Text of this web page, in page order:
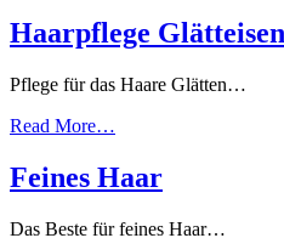
Haarpflege Glätteisen
Pflege für das Haare Glätten…
Read More…
Feines Haar
Das Beste für feines Haar…